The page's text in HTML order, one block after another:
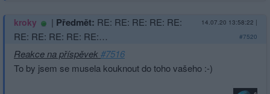
kroky | Předmět: RE: RE: RE: RE: RE:
RE: RE: RE: RE: RE:…
14.07.20 13:58:22 |
#7520
Reakce na příspěvek#7516
To by jsem se musela kouknout do toho vašeho :-)